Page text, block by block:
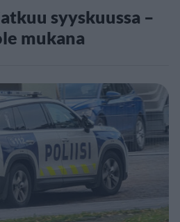
syyskuussa –
mukana